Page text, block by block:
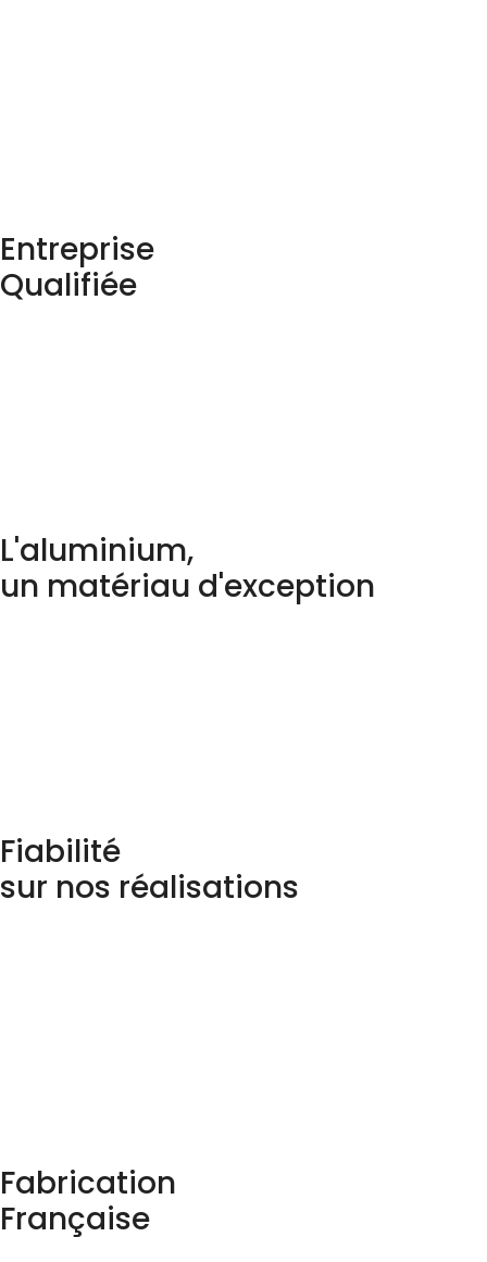
Entreprise
Qualifiée
L'aluminium,
un matériau d'exception
Fiabilité
sur nos réalisations
Fabrication
Française